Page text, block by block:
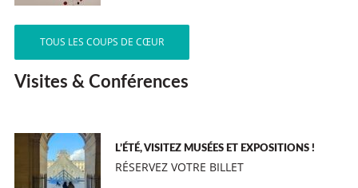
TOUS LES COUPS DE CŒUR
Visites & Conférences
L’ÉTÉ, VISITEZ MUSÉES ET EXPOSITIONS !
RÉSERVEZ VOTRE BILLET